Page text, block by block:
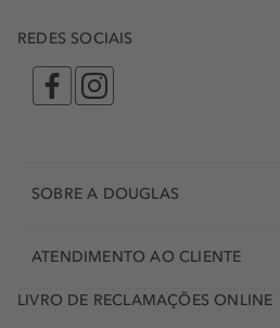
REDES SOCIAIS
SOBRE A DOUGLAS
ATENDIMENTO AO CLIENTE
LIVRO DE RECLAMAÇÕES ONLINE